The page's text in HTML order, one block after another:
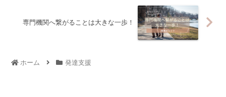
専門機関へ繋がることは大きな一歩！
ホーム 発達支援